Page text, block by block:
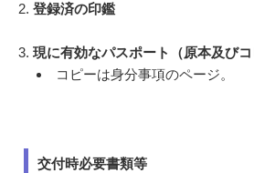
2. 登録済の印鑑
3. 現に有効なパスポート（原本及び
コピーは身分事項のページ。
交付時必要書類等